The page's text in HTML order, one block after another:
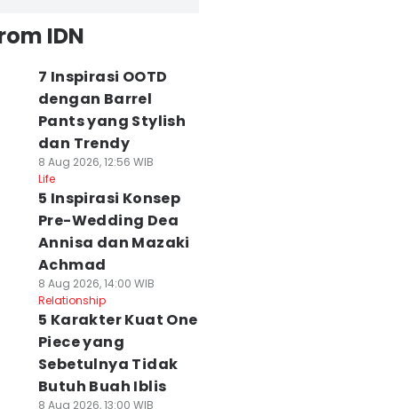
IDN
7 Inspirasi OOTD
dengan Barrel
Pants yang Stylish
dan Trendy
8 Aug 2026, 12:56 WIB
Life
5 Inspirasi Konsep
Pre-Wedding Dea
Annisa dan Mazaki
Achmad
8 Aug 2026, 14:00 WIB
Relationship
5 Karakter Kuat One
Piece yang
Sebetulnya Tidak
Butuh Buah Iblis
8 Aug 2026, 13:00 WIB